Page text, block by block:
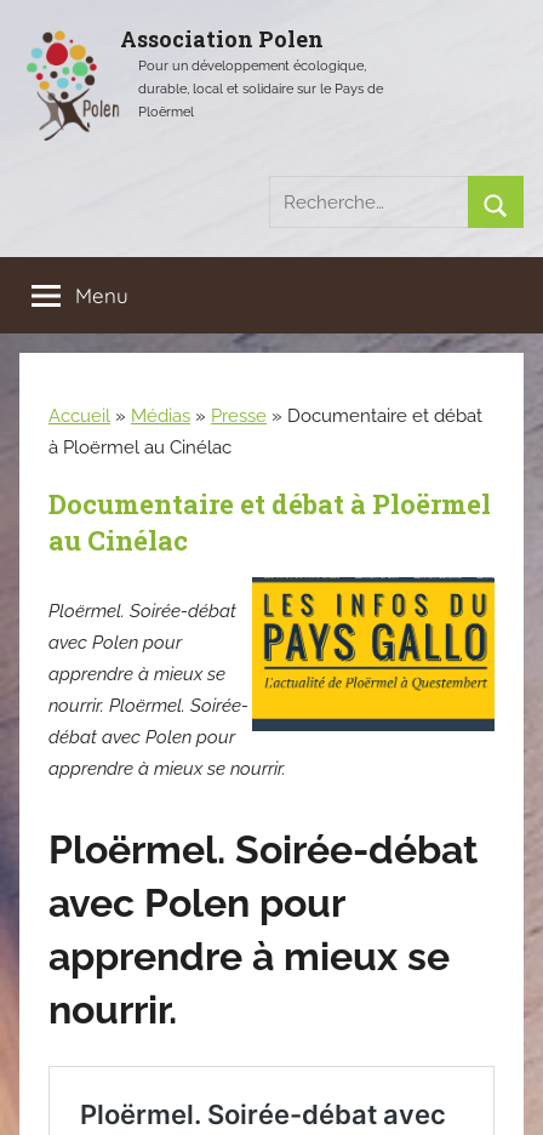
contenu
Association Polen
Pour un développement écologique,
durable, local et solidaire sur le Pays de
Ploërmel
Recherche
:
Menu
Accueil » Médias » Presse » Documentaire et débat
à Ploërmel au Cinélac
Documentaire et débat à Ploërmel
au Cinélac
Ploërmel. Soirée-débat
avec Polen pour
apprendre à mieux se
nourrir. Ploërmel. Soirée-
débat avec Polen pour
apprendre à mieux se nourrir.
Ploërmel. Soirée-débat
avec Polen pour
apprendre à mieux se
nourrir.